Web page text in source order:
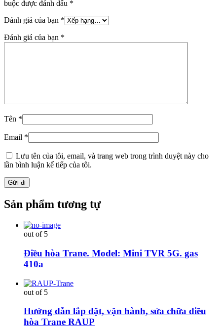
buộc được đánh dấu *
Đánh giá của bạn *
Đánh giá của bạn *
Tên *
Email *
Lưu tên của tôi, email, và trang web trong trình duyệt này cho
lần bình luận kế tiếp của tôi.
Sản phẩm tương tự
out of 5
Điều hòa Trane. Model: Mini TVR 5G. gas
410a
out of 5
Hướng dẫn lắp đặt, vận hành, sửa chữa điều
hòa Trane RAUP